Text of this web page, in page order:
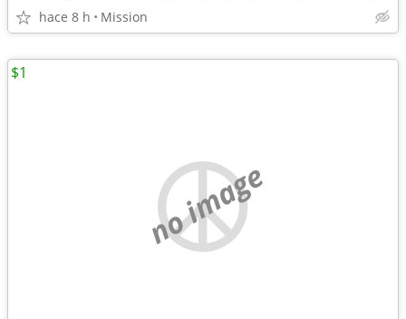
hace 8 h Mission
no image
$1